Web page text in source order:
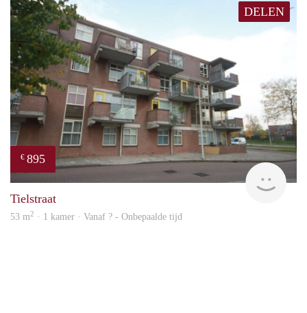
DELEN
€ 895
Tielstraat
53 m2 · 1 kamer · Vanaf ? - Onbepaalde tijd